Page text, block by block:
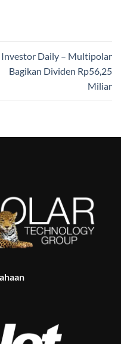
Investor Daily – Multipolar
Bagikan Dividen Rp56,25
Miliar